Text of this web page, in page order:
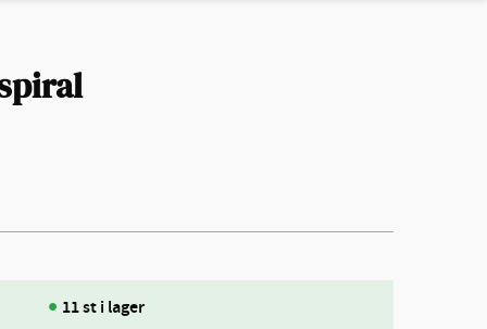
11 st i lager